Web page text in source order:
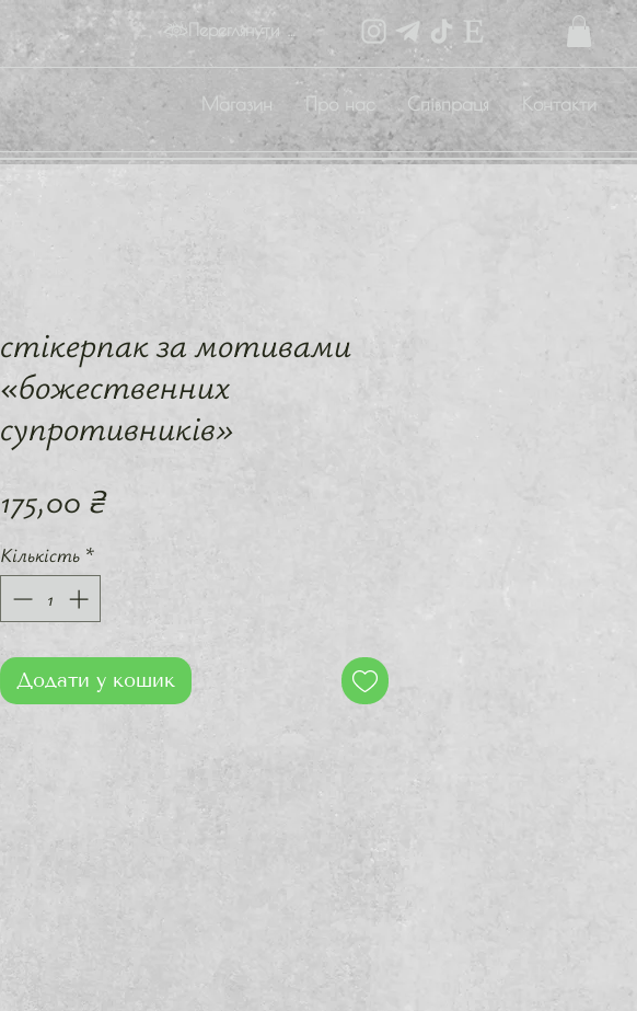
Магазин Про нас Співпраця Контакти
Переглянути бали
стікерпак за мотивами
«божественних
супротивників»
175,00 ₴Ціна
Кількість *
Додати у кошик